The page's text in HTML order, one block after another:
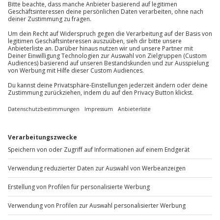
Mühldorfstraße 8
81671 München
Du erreichst uns telefonisch zu folgenden Zeiten,
außer an bundesweiten Feiertagen:
Mo-Fr: 8-20 Uhr | Sa: 10-16 Uhr
Du möchtest als Firma bestellen?
+49 89 / 60 60 89 700
Mo-Fr: 9-17 Uhr
b2b@jochen-schweizer.de
www.b2b.jochen-schweizer.de/